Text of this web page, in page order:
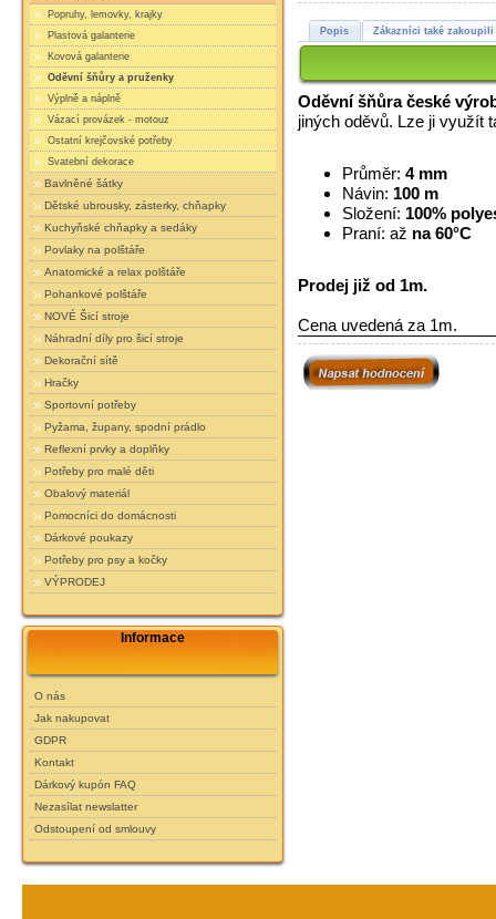
Popruhy, lemovky, krajky
Plastová galanterie
Kovová galanterie
Oděvní šňůry a pruženky
Výplně a náplně
Vázací provázek - motouz
Ostatní krejčovské potřeby
Svatební dekorace
Bavlněné šátky
Dětské ubrousky, zásterky, chňapky
Kuchyňské chňapky a sedáky
Povlaky na polštáře
Anatomické a relax polštáře
Pohankové polštáře
NOVÉ Šicí stroje
Náhradní díly pro šicí stroje
Dekorační sítě
Hračky
Sportovní potřeby
Pyžama, župany, spodní prádlo
Reflexní prvky a doplňky
Potřeby pro malé děti
Obalový materiál
Pomocníci do domácnosti
Dárkové poukazy
Potřeby pro psy a kočky
VÝPRODEJ
Informace
O nás
Jak nakupovat
GDPR
Kontakt
Dárkový kupón FAQ
Nezasílat newslatter
Odstoupení od smlouvy
Popis Zákazníci také zakoupili
Oděvní šňůra české
jiných oděvů. Lze ji využít
Průměr: 4 mm
Návin: 100 m
Složení: 100%
Praní: až na 60°C
Prodej již od 1m.
Cena uvedená za 1m.